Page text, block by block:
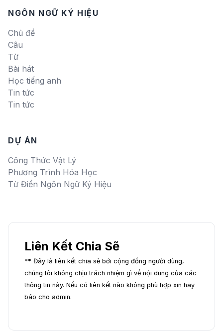
NGÔN NGỮ KÝ HIỆU
Chủ đề
Câu
Từ
Bài hát
Học tiếng anh
Tin tức
Tin tức
DỰ ÁN
Công Thức Vật Lý
Phương Trình Hóa Học
Từ Điển Ngôn Ngữ Ký Hiệu
Liên Kết Chia Sẽ
** Đây là liên kết chia sẻ bới cộng đồng người dùng,
chúng tôi không chịu trách nhiệm gì về nội dung của các
thông tin này. Nếu có liên kết nào không phù hợp xin hãy
báo cho admin.